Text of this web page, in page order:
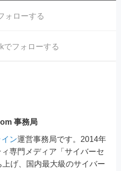
ォローする
でフォローする
事務局
ン運営事務局です。2014年
専門メディア「サイバーセ
げ、国内最大級のサイバー